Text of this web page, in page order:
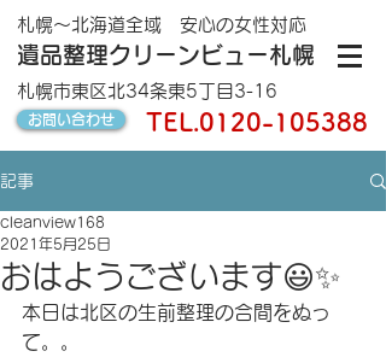
遺品整理クリーンビュー札幌
札幌～北海道全域 安心の女性対応
札幌市東区北34条東5丁目3-16
お問い合わせ TEL.0120-105388
記事
おはようございます😃✨
cleanview168
2021年5月25日
本日は北区の生前整理の合間をぬっ
て。。